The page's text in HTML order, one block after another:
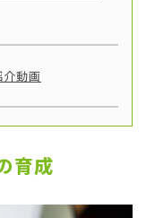
動画
育成